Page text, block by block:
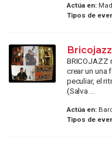
Actúa en:
Tipos de
Bricojazz
BRICOJAZZ
crear un una
peculiar, el
(Salva ...
Actúa en:
Tipos de